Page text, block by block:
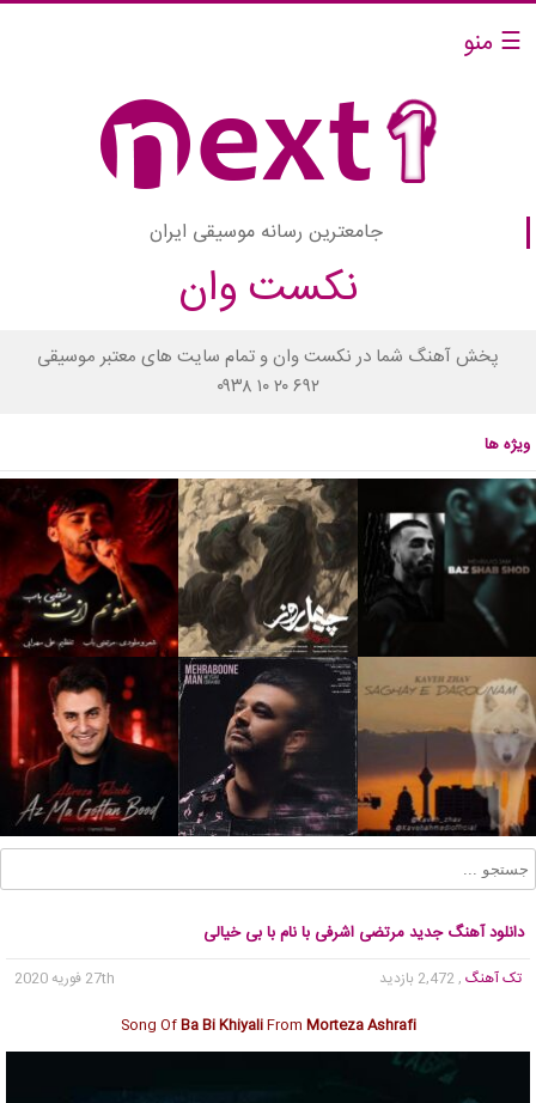
☰ منو
جامعترین رسانه موسیقی ایران
نکست وان
پخش آهنگ شما در نکست وان و تمام سایت های معتبر موسیقی
۰۹۳۸ ۱۰ ۲۰ ۶۹۲
ویژه ها
دانلود آهنگ جدید مرتضی اشرفی با نام با بی خیالی
تک آهنگ , 2,472 بازدید
27th فوریه 2020
Song OfBa Bi KhiyaliFrom Morteza Ashrafi